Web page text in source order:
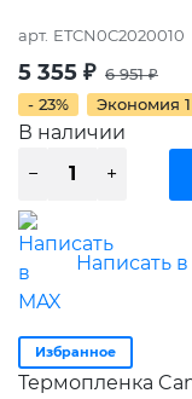
арт. ETCN0C2020010
5 355 ₽ 6 951₽
- 23%
Экономия
В наличии
Написать в
Избранное
Термопленка